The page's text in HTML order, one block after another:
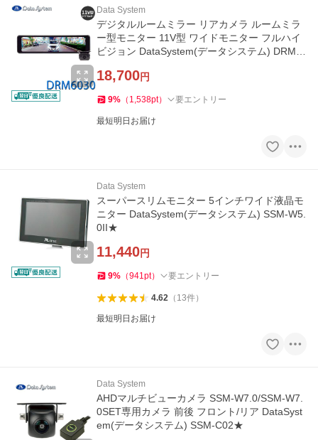
Data System
デジタルルームミラー リアカメラ ルームミラ
ー型モニター 11V型 ワイドモニター フルハイ
ビジョン DataSystem(データシステム) DRM6
18,700円
9% （ 1,538pt） 要エントリー
最短明日お届け
Data System
スーパースリムモニター 5インチワイド液晶モ
ニター DataSystem(データシステム) SSM-W5.
0II★
11,440円
9% （941pt） 要エントリー
4.62（ 13件）
最短明日お届け
Data System
AHDマルチビューカメラ SSM-W7.0/SSM-W7.
0SET専用カメラ 前後 フロント/リア DataSyst
em(データシステム) SSM-C02★